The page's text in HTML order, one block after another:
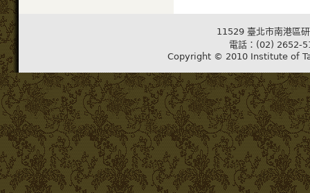
11529 臺北市南港區
電話：(02) 2652-
Copyright © 2010 Institute of